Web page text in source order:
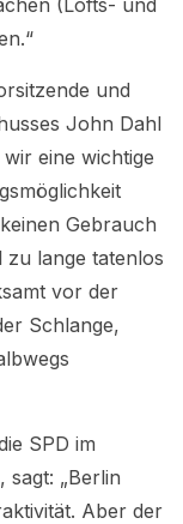
(Lofts- und
und
John Dahl
eine wichtige
Gebrauch
zu lange tatenlos
vor der
Schlange,
SPD im
sagt: „Berlin
Aber der